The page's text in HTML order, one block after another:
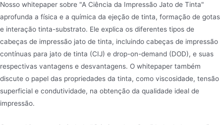
Nosso whitepaper sobre "A Ciência da Impressão Jato de Tinta"
aprofunda a física e a química da ejeção de tinta, formação de gotas
e interação tinta-substrato. Ele explica os diferentes tipos de
cabeças de impressão jato de tinta, incluindo cabeças de impressão
contínuas para jato de tinta (CIJ) e drop-on-demand (DOD), e suas
respectivas vantagens e desvantagens. O whitepaper também
discute o papel das propriedades da tinta, como viscosidade, tensão
superficial e condutividade, na obtenção da qualidade ideal de
impressão.